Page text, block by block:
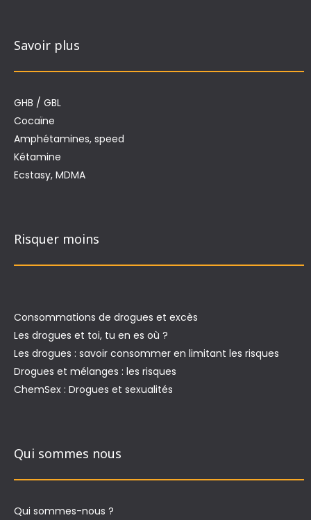
Savoir plus
GHB / GBL
Cocaïne
Amphétamines, speed
Kétamine
Ecstasy, MDMA
Risquer moins
Consommations de drogues et excès
Les drogues et toi, tu en es où ?
Les drogues : savoir consommer en limitant les risques
Drogues et mélanges : les risques
ChemSex : Drogues et sexualités
Qui sommes nous
Qui sommes-nous ?